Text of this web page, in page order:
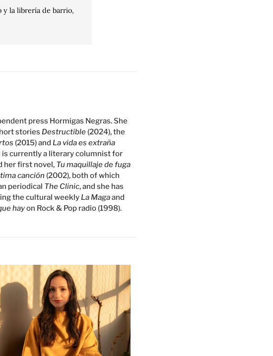
y la librería de barrio,
press Hormigas Negras. She
storiesDestructible (2024), the
(2015) andLa vida es extraña
is currently a literary columnist for
her first novel, Tu maquillaje de fuga
canción (2002), both of which
periodical The Clinic, and she has
the cultural weeklyLa Magaand
hayon Rock & Pop radio (1998).